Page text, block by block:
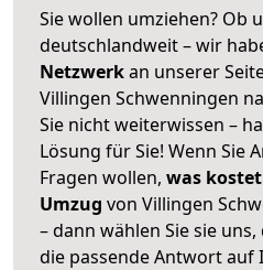
Sie wollen umziehen? Ob
deutschlandweit – wir
Netzwerkan unserer
Villingen Schwenningen
Sie nicht weiterwissen –
Lösung für Sie! Wenn Sie
Fragen wollen, was
Umzug von Villingen
– dann wählen Sie sie
die passende Antwort auf